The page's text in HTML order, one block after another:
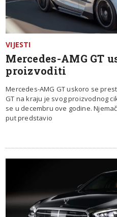
VIJESTI
Mercedes-AMG GT
proizvoditi
Mercedes-AMG GT uskoro se
GT na kraju je svog proizvodnog
se u decembru ove godine.
put predstavio